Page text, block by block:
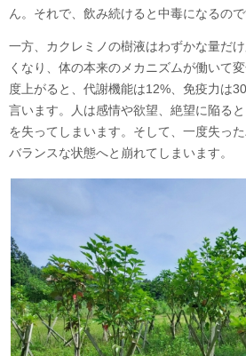
ん。それで、飲み続けると中毒になるので
一方、カクレミノの樹液はわずかな量だ
くなり、体の本来のメカニズムが働いて
度上がると、代謝機能は12%、免疫力は
言います。人は感情や欲望、絶望に陥る
を失ってしまいます。そして、一度失っ
バランスな状態へと崩れてしまいます。